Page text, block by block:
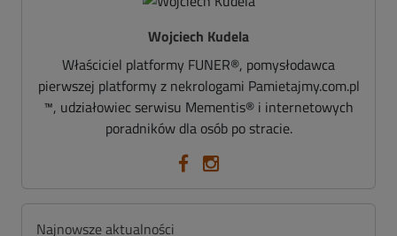
Wojciech Kudela
Właściciel platformy FUNER®, pomysłodawca
pierwszej platformy z nekrologami Pamietajmy.com.pl
™, udziałowiec serwisu Mementis® i internetowych
poradników dla osób po stracie.
Najnowsze aktualności